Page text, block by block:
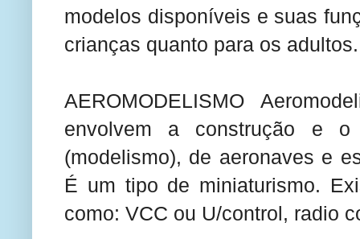
modelos disponíveis e suas
crianças quanto para os adultos.
AEROMODELISMO
envolvem a construção e
(modelismo), de aeronaves e
É um tipo de miniaturismo.
como: VCC ou U/control, radio